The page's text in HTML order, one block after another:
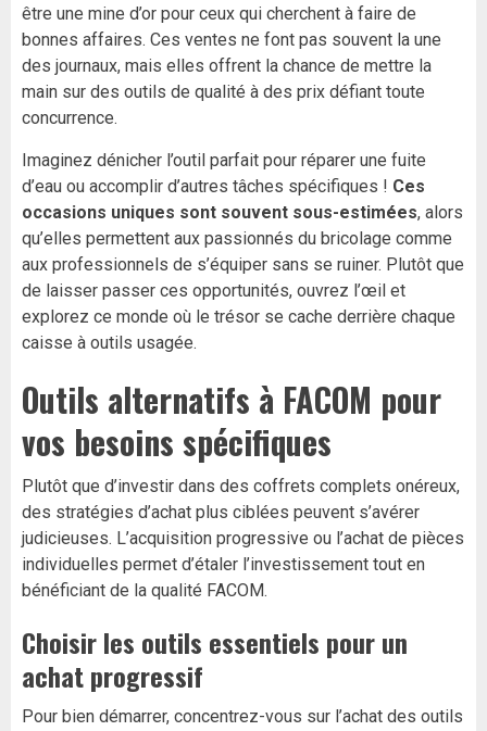
être une mine d’or pour ceux qui cherchent à faire de
bonnes affaires. Ces ventes ne font pas souvent la une
des journaux, mais elles offrent la chance de mettre la
main sur des outils de qualité à des prix défiant toute
concurrence.
Imaginez dénicher l’outil parfait pour réparer une fuite
d’eau ou accomplir d’autres tâches spécifiques ! Ces
occasions uniques sont souvent sous-estimées, alors
qu’elles permettent aux passionnés du bricolage comme
aux professionnels de s’équiper sans se ruiner. Plutôt que
de laisser passer ces opportunités, ouvrez l’œil et
explorez ce monde où le trésor se cache derrière chaque
caisse à outils usagée.
Outils alternatifs à FACOM pour
vos besoins spécifiques
Plutôt que d’investir dans des coffrets complets onéreux,
des stratégies d’achat plus ciblées peuvent s’avérer
judicieuses. L’acquisition progressive ou l’achat de pièces
individuelles permet d’étaler l’investissement tout en
bénéficiant de la qualité FACOM.
Choisir les outils essentiels pour un
achat progressif
Pour bien démarrer, concentrez-vous sur l’achat des outils